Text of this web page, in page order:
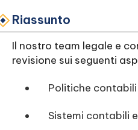
Riassunto
Il nostro team legale e
revisione sui seguenti
Politiche contabili
Sistemi contabili